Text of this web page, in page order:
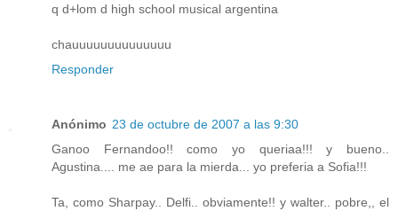
q d+lom d high school musical argentina
chauuuuuuuuuuuuuu
Responder
Anónimo 23 de octubre de 2007 a las 9:30
Ganoo Fernandoo!! como yo queriaa!!! y bueno..
Agustina.... me ae para la mierda... yo preferia a Sofia!!!
Ta, como Sharpay.. Delfi.. obviamente!! y walter.. pobre,, el